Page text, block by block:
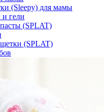
(Sleepy) для мамы
и гели
(SPLAT)
(SPLAT)